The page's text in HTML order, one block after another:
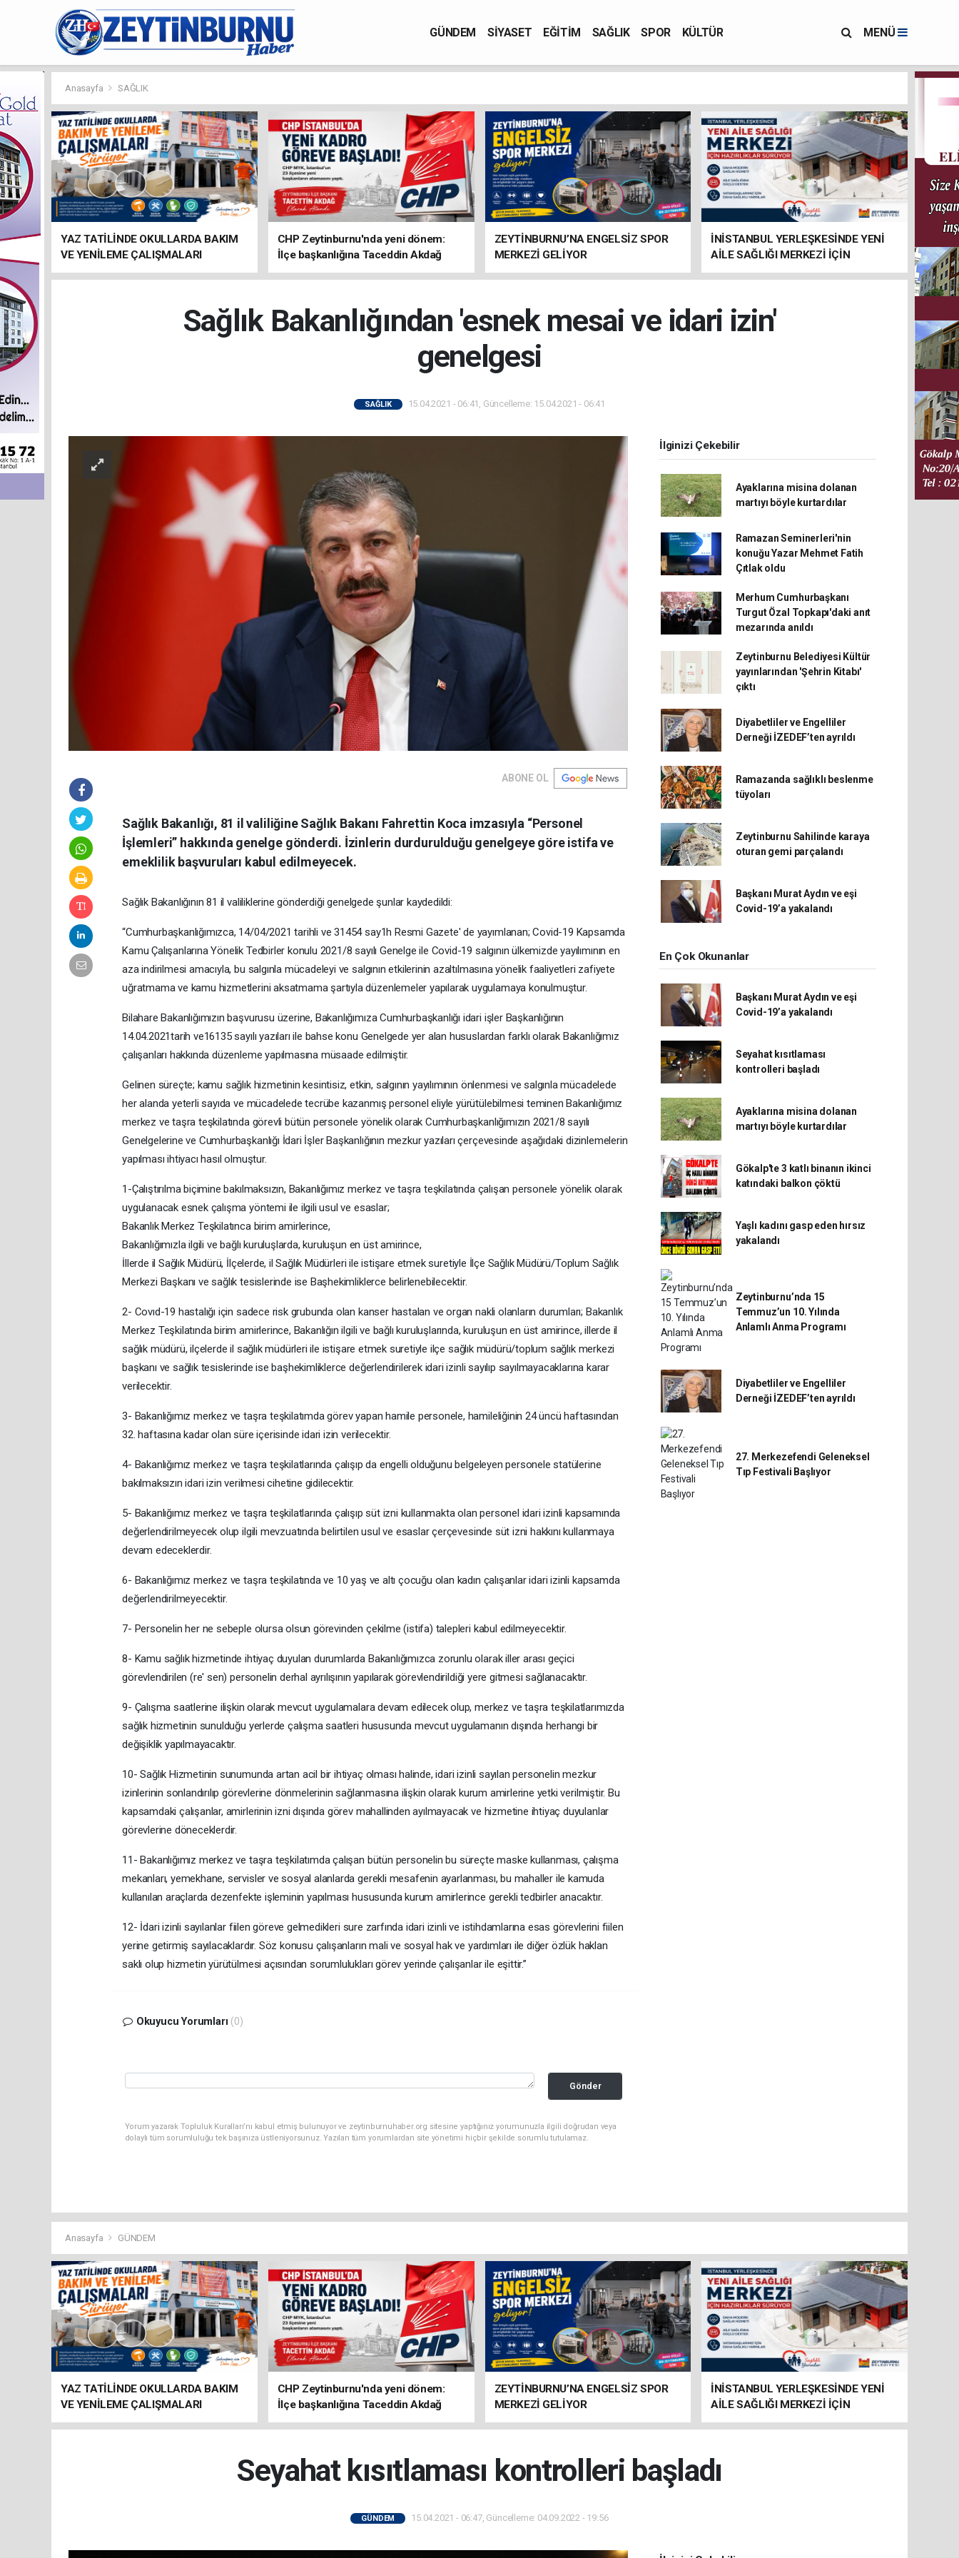
GÜNDEM SİYASET EĞİTİM SAĞLIK SPOR KÜLTÜR MENÜ
Anasayfa SAĞLIK
YAZ TATİLİNDE OKULLARDA BAKIM
VE YENİLEME ÇALIŞMALARI
SÜRÜYOR
CHP Zeytinburnu'nda yeni dönem:
İlçe başkanlığına Taceddin Akdağ
atandı
ZEYTİNBURNU’NA ENGELSİZ SPOR
MERKEZİ GELİYOR
İNİSTANBUL YERLEŞKESİNDE YENİ
AİLE SAĞLIĞI MERKEZİ İÇİN
HAZIRLIKLAR SÜRÜYOR
Sağlık Bakanlığından 'esnek mesai ve idari izin'
genelgesi
SAĞLIK 15.04.2021 - 06:41, Güncelleme: 15.04.2021 - 06:41
ABONE OL
Sağlık Bakanlığı, 81 il valiliğine Sağlık Bakanı Fahrettin Koca imzasıyla “Personel
İşlemleri” hakkında genelge gönderdi. İzinlerin durdurulduğu genelgeye göre istifa ve
emeklilik başvuruları kabul edilmeyecek.
Sağlık Bakanlığının 81 il valiliklerine gönderdiği genelgede şunlar kaydedildi:
“Cumhurbaşkanlığımızca, 14/04/2021 tarihli ve 31454 say1h Resmi Gazete' de yayımlanan; Covid-19 Kapsamda
Kamu Çalışanlarına Yönelik Tedbirler konulu 2021/8 sayılı Genelge ile Covid-19 salgının ülkemizde yayılımının en
aza indirilmesi amacıyla, bu salgınla mücadeleyi ve salgının etkilerinin azaltılmasına yönelik faaliyetleri zafiyete
uğratmama ve kamu hizmetlerini aksatmama şartıyla düzenlemeler yapılarak uygulamaya konulmuştur.
Bilahare Bakanlığımızın başvurusu üzerine, Bakanlığımıza Cumhurbaşkanlığı idari işler Başkanlığının
14.04.2021tarih ve16135 sayılı yazıları ile bahse konu Genelgede yer alan hususlardan farklı olarak Bakanlığımız
çalışanları hakkında düzenleme yapılmasına müsaade edilmiştir.
Gelinen süreçte; kamu sağlık hizmetinin kesintisiz, etkin, salgının yayılımının önlenmesi ve salgınla mücadelede
her alanda yeterli sayıda ve mücadelede tecrübe kazanmış personel eliyle yürütülebilmesi teminen Bakanlığımız
merkez ve taşra teşkilatında görevli bütün personele yönelik olarak Cumhurbaşkanlığımızın 2021/8 sayılı
Genelgelerine ve Cumhurbaşkanlığı İdari İşler Başkanlığının mezkur yazıları çerçevesinde aşağıdaki dizinlemelerin
yapılması ihtiyacı hasıl olmuştur.
1-Çalıştırılma biçimine bakılmaksızın, Bakanlığımız merkez ve taşra teşkilatında çalışan personele yönelik olarak
uygulanacak esnek çalışma yöntemi ile ilgili usul ve esaslar;
Bakanlık Merkez Teşkilatınca birim amirlerince,
Bakanlığımızla ilgili ve bağlı kuruluşlarda, kuruluşun en üst amirince,
İllerde il Sağlık Müdürü, İlçelerde, il Sağlık Müdürleri ile istişare etmek suretiyle İlçe Sağlık Müdürü/Toplum Sağlık
Merkezi Başkanı ve sağlık tesislerinde ise Başhekimliklerce belirlenebilecektir.
2- Covıd-19 hastalığı için sadece risk grubunda olan kanser hastalan ve organ nakli olanların durumları; Bakanlık
Merkez Teşkilatında birim amirlerince, Bakanlığın ilgili ve bağlı kuruluşlarında, kuruluşun en üst amirince, illerde il
sağlık müdürü, ilçelerde il sağlık müdürleri ile istişare etmek suretiyle ilçe sağlık müdürü/toplum sağlık merkezi
başkanı ve sağlık tesislerinde ise başhekimliklerce değerlendirilerek idari izinli sayılıp sayılmayacaklarına karar
verilecektir.
3- Bakanlığımız merkez ve taşra teşkilatımda görev yapan hamile personele, hamileliğinin 24 üncü haftasından
32. haftasına kadar olan süre içerisinde idari izin verilecektir.
4- Bakanlığımız merkez ve taşra teşkilatlarında çalışıp da engelli olduğunu belgeleyen personele statülerine
bakılmaksızın idari izin verilmesi cihetine gidilecektir.
5- Bakanlığımız merkez ve taşra teşkilatlarında çalışıp süt izni kullanmakta olan personel idari izinli kapsamında
değerlendirilmeyecek olup ilgili mevzuatında belirtilen usul ve esaslar çerçevesinde süt izni hakkını kullanmaya
devam edeceklerdir.
6- Bakanlığımız merkez ve taşra teşkilatında ve 10 yaş ve altı çocuğu olan kadın çalışanlar idari izinli kapsamda
değerlendirilmeyecektir.
7- Personelin her ne sebeple olursa olsun görevinden çekilme (istifa) talepleri kabul edilmeyecektir.
8- Kamu sağlık hizmetinde ihtiyaç duyulan durumlarda Bakanlığımızca zorunlu olarak iller arası geçici
görevlendirilen (re' sen) personelin derhal ayrılışının yapılarak görevlendirildiği yere gitmesi sağlanacaktır.
9- Çalışma saatlerine ilişkin olarak mevcut uygulamalara devam edilecek olup, merkez ve taşra teşkilatlarımızda
sağlık hizmetinin sunulduğu yerlerde çalışma saatleri hususunda mevcut uygulamanın dışında herhangi bir
değişiklik yapılmayacaktır.
10- Sağlık Hizmetinin sunumunda artan acil bir ihtiyaç olması halinde, idari izinli sayılan personelin mezkur
izinlerinin sonlandırılıp görevlerine dönmelerinin sağlanmasına ilişkin olarak kurum amirlerine yetki verilmiştir. Bu
kapsamdaki çalışanlar, amirlerinin izni dışında görev mahallinden ayılmayacak ve hizmetine ihtiyaç duyulanlar
görevlerine döneceklerdir.
11- Bakanlığımız merkez ve taşra teşkilatımda çalışan bütün personelin bu süreçte maske kullanması, çalışma
mekanları, yemekhane, servisler ve sosyal alanlarda gerekli mesafenin ayarlanması, bu mahaller ile kamuda
kullanılan araçlarda dezenfekte işleminin yapılması hususunda kurum amirlerince gerekli tedbirler anacaktır.
12- İdari izinli sayılanlar fiilen göreve gelmedikleri sure zarfında idari izinli ve istihdamlarına esas görevlerini fiilen
yerine getirmiş sayılacaklardır. Söz konusu çalışanların mali ve sosyal hak ve yardımları ile diğer özlük haklan
saklı olup hizmetin yürütülmesi açısından sorumlulukları görev yerinde çalışanlar ile eşittir.”
Okuyucu Yorumları (0)
Gönder
Yorum yazarak Topluluk Kuralları’nı kabul etmiş bulunuyor ve zeytinburnuhaber.org sitesine yaptığınız yorumunuzla ilgili doğrudan veya
dolaylı tüm sorumluluğu tek başınıza üstleniyorsunuz. Yazılan tüm yorumlardan site yönetimi hiçbir şekilde sorumlu tutulamaz.
İlginizi Çekebilir
Ayaklarına misina dolanan
martıyı böyle kurtardılar
Ramazan Seminerleri'nin
konuğu Yazar Mehmet Fatih
Çıtlak oldu
Merhum Cumhurbaşkanı
Turgut Özal Topkapı'daki anıt
mezarında anıldı
Zeytinburnu Belediyesi Kültür
yayınlarından 'Şehrin Kitabı'
çıktı
Diyabetliler ve Engelliler
Derneği İZEDEF’ten ayrıldı
Ramazanda sağlıklı beslenme
tüyoları
Zeytinburnu Sahilinde karaya
oturan gemi parçalandı
Başkanı Murat Aydın ve eşi
Covid-19’a yakalandı
En Çok Okunanlar
Başkanı Murat Aydın ve eşi
Covid-19’a yakalandı
Seyahat kısıtlaması
kontrolleri başladı
Ayaklarına misina dolanan
martıyı böyle kurtardılar
Gökalp'te 3 katlı binanın ikinci
katındaki balkon çöktü
Yaşlı kadını gasp eden hırsız
yakalandı
Zeytinburnu’nda 15
Temmuz’un 10. Yılında
Anlamlı Anma Programı
Diyabetliler ve Engelliler
Derneği İZEDEF’ten ayrıldı
27. Merkezefendi Geleneksel
Tıp Festivali Başlıyor
Anasayfa GÜNDEM
YAZ TATİLİNDE OKULLARDA BAKIM
VE YENİLEME ÇALIŞMALARI
SÜRÜYOR
CHP Zeytinburnu'nda yeni dönem:
İlçe başkanlığına Taceddin Akdağ
atandı
ZEYTİNBURNU’NA ENGELSİZ SPOR
MERKEZİ GELİYOR
İNİSTANBUL YERLEŞKESİNDE YENİ
AİLE SAĞLIĞI MERKEZİ İÇİN
HAZIRLIKLAR SÜRÜYOR
Seyahat kısıtlaması kontrolleri başladı
GÜNDEM 15.04.2021 - 06:47, Güncelleme: 04.09.2022 - 19:56